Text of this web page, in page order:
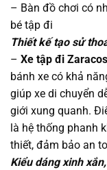
– Bàn đồ chơi có
bé tập đi
Thiết kế tạo sử
– Xe tập đi
bánh xe có khả
giúp xe di chuyển
giới xung quanh.
là hệ thống phanh
thiết, đảm bảo an
Kiểu dáng xinh